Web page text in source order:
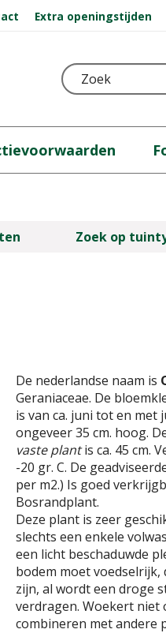
Extra openingstijden
Zoek op
De nederlandse naam is
Geraniaceae. De
is van ca. juni tot en met
ongeveer 35 cm. hoog.
vaste plantis ca. 45 cm.
-20 gr. C. De
per m2.) Is goed
Bosrandplant.
Deze plant is zeer
slechts een enkele
een licht beschaduwde
bodem moet
zijn, al wordt een droge
verdragen. Woekert niet
combineren met andere